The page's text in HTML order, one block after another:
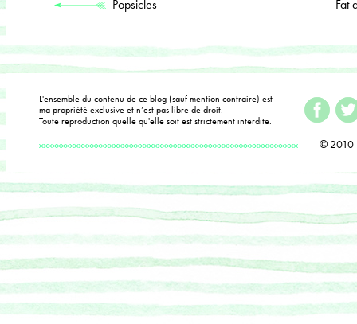
Popsicles Fat
L'ensemble du contenu de ce blog (sauf mention contraire) est
ma propriété exclusive et n’est pas libre de droit.
Toute reproduction quelle qu'elle soit est strictement interdite.
© 2010